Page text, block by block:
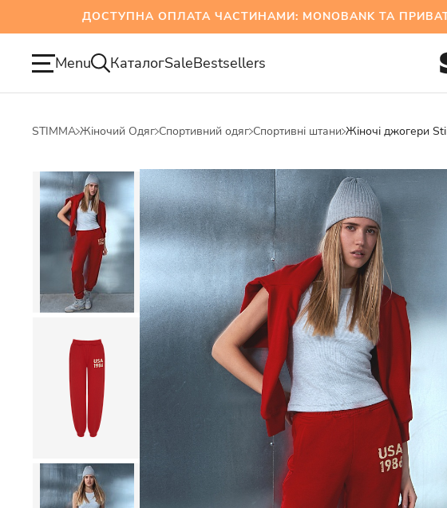
ДОСТУПНА ОПЛАТА ЧАСТИНАМИ: MONOBANK ТА
Menu КаталогSaleBestsellers
STIMMA Жіночий Одяг Спортивний одяг Спортивні штани Жіночі джогери